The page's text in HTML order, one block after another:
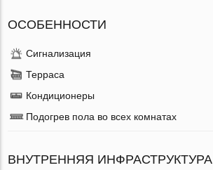
ОСОБЕННОСТИ
Сигнализация
Терраса
Кондиционеры
Подогрев пола во всех комнатах
ВНУТРЕННЯЯ ИНФРАСТРУКТУРА